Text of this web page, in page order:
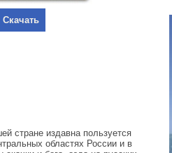
Скачать
стране издавна пользуется
областях России и в